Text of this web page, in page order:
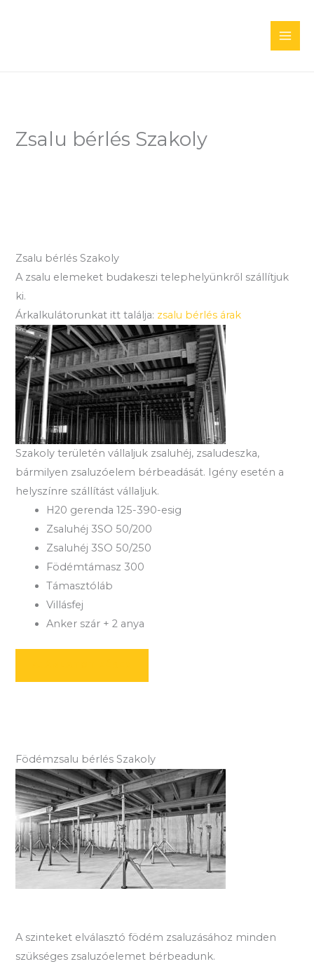
Zsalu bérlés Szakoly
Zsalu bérlés Szakoly
A zsalu elemeket budakeszi telephelyünkről szállítjuk
ki.
Árkalkulátorunkat itt találja: zsalu bérlés árak
Szakoly területén vállaljuk zsaluhéj, zsaludeszka,
bármilyen zsaluzóelem bérbeadását. Igény esetén a
helyszínre szállítást vállaljuk.
H20 gerenda 125-390-esig
Zsaluhéj 3SO 50/200
Zsaluhéj 3SO 50/250
Födémtámasz 300
Támasztóláb
Villásfej
Anker szár + 2 anya
Födémzsalu bérlés Szakoly
A szinteket elválasztó födém zsaluzásához minden
szükséges zsaluzóelemet bérbeadunk.